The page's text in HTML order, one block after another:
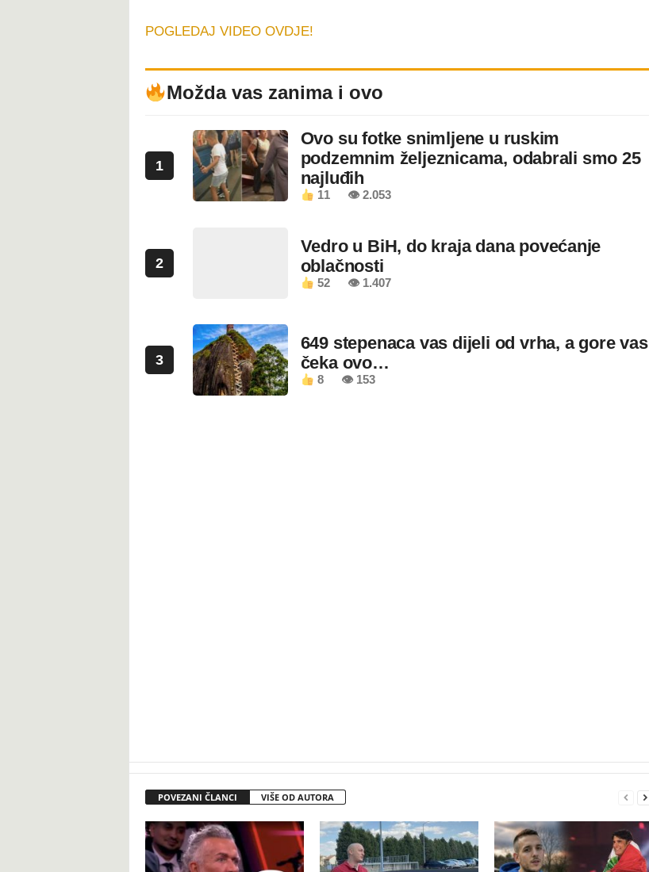
POGLEDAJ VIDEO OVDJE!
Možda vas zanima i ovo
1
Ovo su fotke snimljene u ruskim
podzemnim željeznicama, odabrali smo 25
najluđih
11 👁 2.053
2
Vedro u BiH, do kraja dana povećanje
oblačnosti
52 👁 1.407
3
649 stepenaca vas dijeli od vrha, a gore vas
čeka ovo…
8 👁 153
POVEZANI ČLANCI VIŠE OD AUTORA